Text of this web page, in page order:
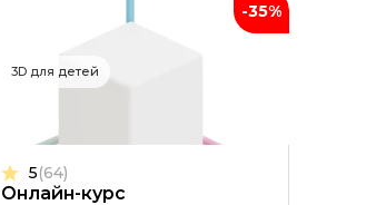
-35%
3D для детей
Онлайн-курс
5(64)